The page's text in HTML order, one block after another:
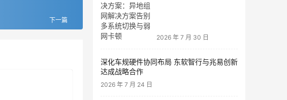
下一篇
2026 年 7 月 30 日
深化车规硬件协同布局 东软智行与兆易创新
达成战略合作
2026 年 7 月 24 日